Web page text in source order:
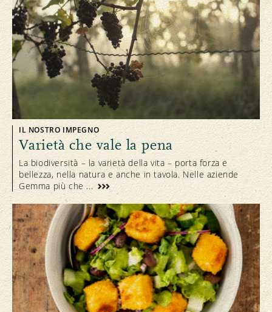
IL NOSTRO IMPEGNO
Varietà che vale la pena
La biodiversità – la varietà della vita – porta forza e
bellezza, nella natura e anche in tavola. Nelle aziende
Gemma più che ...